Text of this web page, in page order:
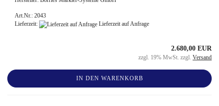
Art.Nr.: 2043
Lieferzeit:
Lieferzeit auf Anfrage
2.680,00 EUR
zzgl. 19% MwSt. zzgl. Versand
IN DEN WARENKORB